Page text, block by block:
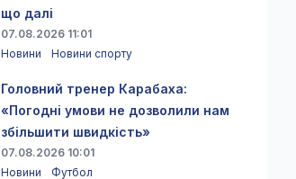
що далі
07.08.2026 11:01
Новини
Новини спорту
Головний тренер Карабаха:
«Погодні умови не дозволили нам
збільшити швидкість»
07.08.2026 10:01
Новини
Футбол